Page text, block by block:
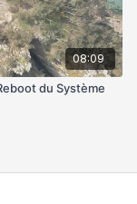
08:09
du Système